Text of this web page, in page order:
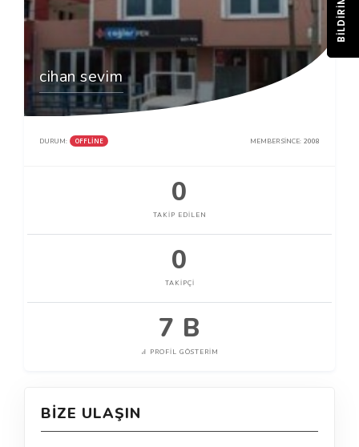
cihan sevim
DURUM: OFFLINE MEMBER SINCE: 2008
0
TAKIP EDILEN
0
TAKIPÇI
7 B
PROFIL GÖSTERIM
BIZE ULAŞIN
BILDIRIM